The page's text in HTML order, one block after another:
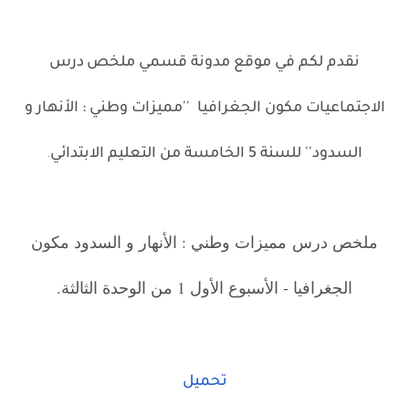
نقدم لكم في موقع مدونة قسمي ملخص درس
الاجتماعيات مكون الجغرافيا ''مميزات وطني : الأنهار و
السدود'' للسنة 5 الخامسة من التعليم الابتدائي .
ملخص درس مميزات وطني : الأنهار و السدود مكون
الجغرافيا - الأسبوع الأول 1 من الوحدة الثالثة.
تحميل